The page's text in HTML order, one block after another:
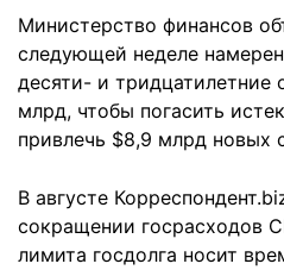
Министерство финансов
следующей неделе
десяти- и тридцатилетние
млрд, чтобы погасить
привлечь $8,9 млрд новых
В августе
сокращении госрасходов
лимита госдолга носит